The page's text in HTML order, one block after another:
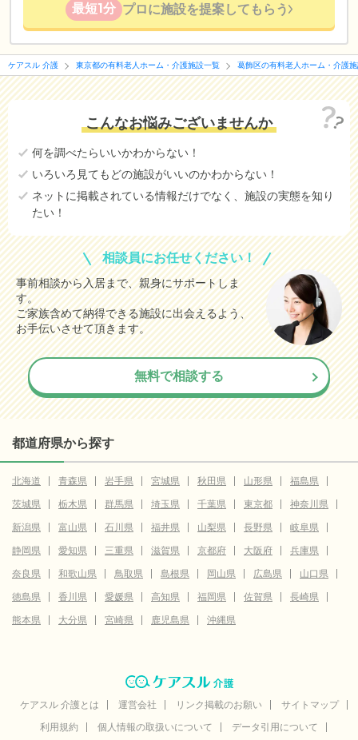
最短1分 プロに施設を提案してもらう
ケアスル 介護 東京都の有料老人ホーム・介護施設一覧 葛飾区の有料老人ホーム・介護
こんなお悩みございませんか
何を調べたらいいかわからない！
いろいろ見てもどの施設がいいのかわからない！
ネットに掲載されている情報だけでなく、施設の実態を知り
たい！
相談員にお任せください！
事前相談から入居まで、親身にサポートしま
す。
ご家族含めて納得できる施設に出会えるよう、
お手伝いさせて頂きます。
無料で相談する
都道府県から探す
北海道 青森県 岩手県 宮城県 秋田県 山形県
福島県
茨城県
栃木県 群馬県 埼玉県 千葉県 東京都
神奈川県
新潟県
富山県 石川県 福井県 山梨県 長野県
岐阜県
静岡県
愛知県 三重県 滋賀県 京都府 大阪府
兵庫県
奈良県
和歌山県 鳥取県 島根県 岡山県 広島県
山口県
徳島県
香川県 愛媛県 高知県 福岡県 佐賀県
長崎県
熊本県
大分県 宮崎県 鹿児島県 沖縄県
ケアスル 介護とは 運営会社 リンク掲載のお願い
サイトマップ
利用規約
個人情報の取扱いについて データ引用について